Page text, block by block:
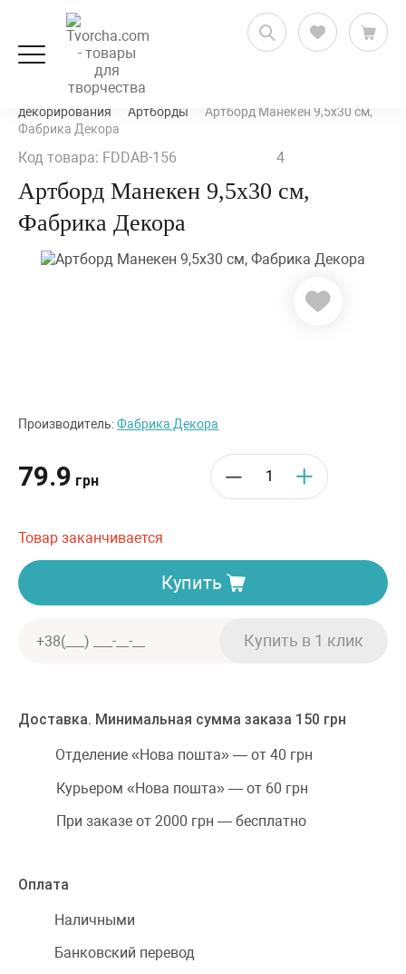
Декорирование и декупаж
декорирования
Артборды
Артборд Манекен 9,5х30 см,
Фабрика Декора
Код товара: FDDAB-156 4
Артборд Манекен 9,5х30 см,
Фабрика Декора
Производитель:Фабрика Декора
79.9 грн
Товар заканчивается
Купить
Доставка. Минимальная сумма заказа 150 грн
Отделение «Нова пошта» — от 40 грн
Курьером «Нова пошта» — от 60 грн
При заказе от 2000 грн — бесплатно
Оплата
Наличными
Банковский перевод